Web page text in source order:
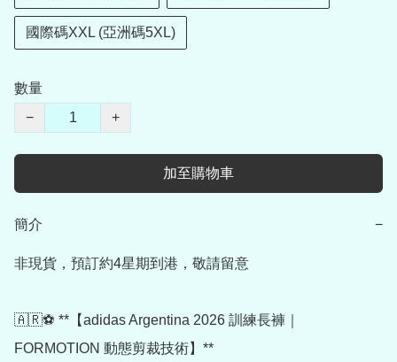
國際碼XXL (亞洲碼5XL)
數量
−
+
加至購物車
簡介 −
非現貨，預訂約4星期到港，敬請留意
🇦🇷⚽ **【adidas Argentina 2026 訓練長褲｜
FORMOTION 動態剪裁技術】**